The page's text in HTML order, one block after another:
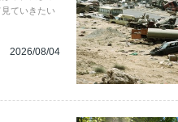
ていきたい
2026/08/04